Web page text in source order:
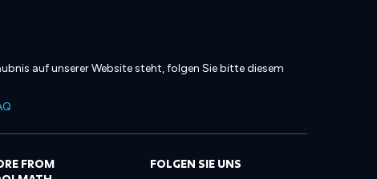
auf unserer Website steht, folgen Sie bitte diesem
FROM
FOLGEN SIE UNS